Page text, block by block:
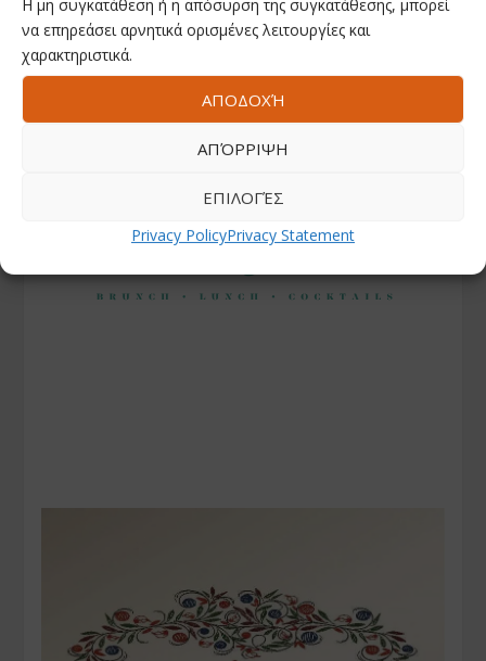
Η μη συγκατάθεση ή η απόσυρση της συγκατάθεσης, μπορεί
να επηρεάσει αρνητικά ορισμένες λειτουργίες και
χαρακτηριστικά.
ΑΠΟΔΟΧΉ
ΑΠΌΡΡΙΨΗ
ΕΠΙΛΟΓΈΣ
Privacy PolicyPrivacy Statement